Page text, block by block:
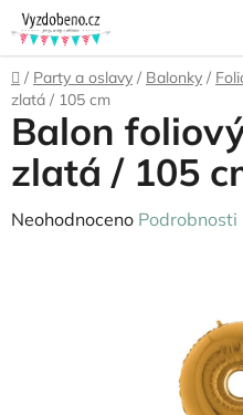
Přejít
na
obsah
Domů
/ Party a oslavy / Balonky /
zlatá / 105 cm
Balon
zlatá / 105
Průměrné
Neohodnoceno Podrobnosti